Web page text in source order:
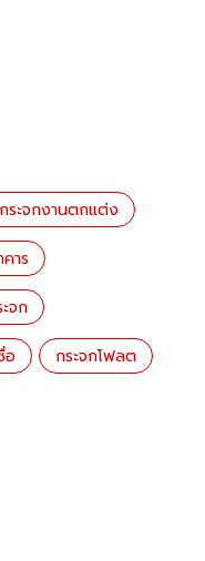
ระจกงานตกแต่ง
าร
จก
อ กระจกโฟลต